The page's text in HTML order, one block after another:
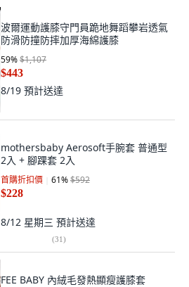
波爾運動護膝守門員跪地舞蹈攀岩透氣
防滑防撞防摔加厚海綿護膝
59%$1,107
$443
8/19 預計送達
mothersbaby Aerosoft手腕套 普通型
2入 + 腳踝套 2入
首購折扣價 61%$592
$228
8/12 星期三 預計送達
(31)
FEE BABY 內絨毛發熱顯瘦護膝套